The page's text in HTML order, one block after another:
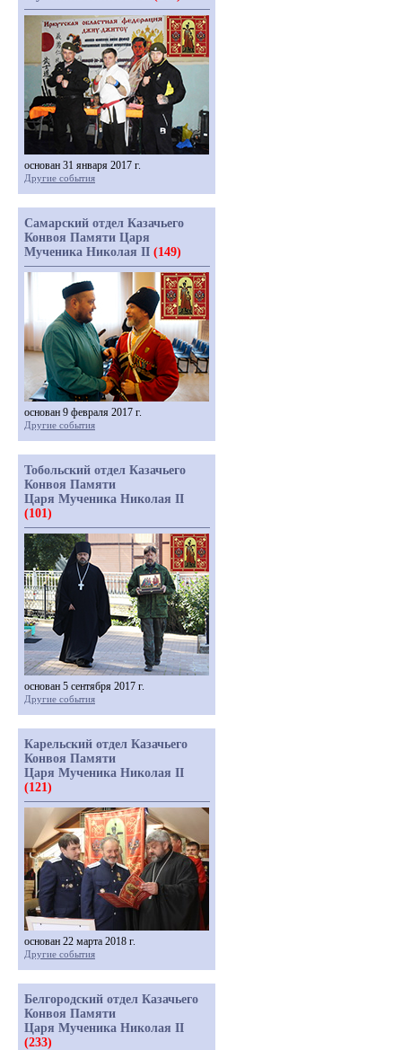
основан 31 января 2017 г.
Другие события
Самарский отдел Казачьего
Конвоя Памяти Царя
Мученика Николая II (149)
основан 9 февраля 2017 г.
Другие события
Тобольский отдел Казачьего
Конвоя Памяти
Царя Мученика Николая II
(101)
основан 5 сентября 2017 г.
Другие события
Карельский отдел Казачьего
Конвоя Памяти
Царя Мученика Николая II
(121)
основан 22 марта 2018 г.
Другие события
Белгородский отдел Казачьего
Конвоя Памяти
Царя Мученика Николая II
(233)